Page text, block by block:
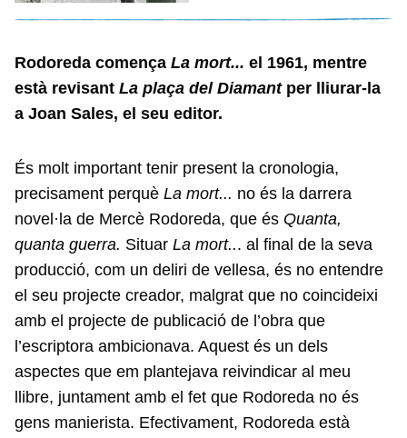
Rodoreda comença La mort... el 1961, mentre
està revisant La plaça del Diamantper lliurar-la
a Joan Sales, el seu editor.
És molt important tenir present la cronologia,
precisament perquè La mort... no és la darrera
novel·la de Mercè Rodoreda, que és Quanta,
quanta guerra. Situar La mort... al final de la seva
producció, com un deliri de vellesa, és no entendre
el seu projecte creador, malgrat que no coincideixi
amb el projecte de publicació de l’obra que
l’escriptora ambicionava. Aquest és un dels
aspectes que em plantejava reivindicar al meu
llibre, juntament amb el fet que Rodoreda no és
gens manierista. Efectivament, Rodoreda està